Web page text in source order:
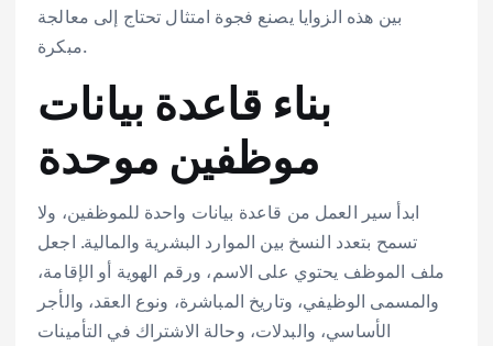
بين هذه الزوايا يصنع فجوة امتثال تحتاج إلى معالجة
مبكرة.
بناء قاعدة بيانات
موظفين موحدة
ابدأ سير العمل من قاعدة بيانات واحدة للموظفين، ولا
تسمح بتعدد النسخ بين الموارد البشرية والمالية. اجعل
ملف الموظف يحتوي على الاسم، ورقم الهوية أو الإقامة،
والمسمى الوظيفي، وتاريخ المباشرة، ونوع العقد، والأجر
الأساسي، والبدلات، وحالة الاشتراك في التأمينات